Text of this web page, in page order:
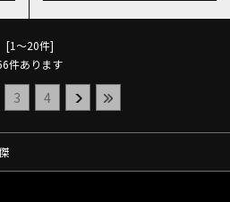
[1～20件]
件あります
3 4